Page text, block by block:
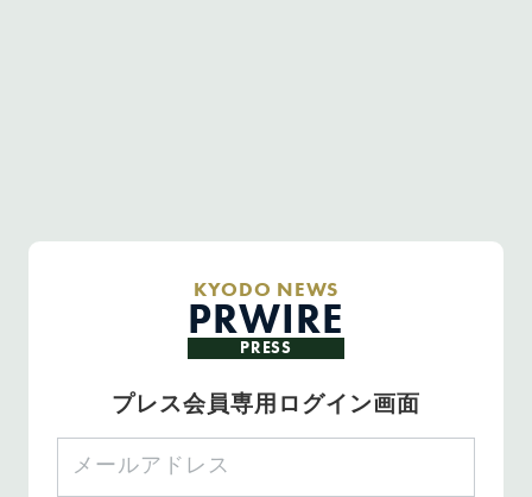
KYODO NEWS
PRWIRE
PRESS
プレス会員専用ログイン画面